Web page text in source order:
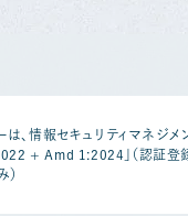
、情報セキュリティマネジメ
+ Amd 1:2024」（認証登
）